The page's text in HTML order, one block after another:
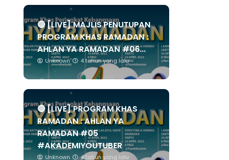
🔴 [LIVE] MAJLIS PENUTUPAN
PROGRAM KHAS RAMADAN :
AHLAN YA RAMADAN #06...
Unknown 4 tahun yang lalu
🔴 [LIVE] PROGRAM KHAS
RAMADAN : AHLAN YA
RAMADAN #05
#AKADEMIYOUTUBER
Unknown 4 tahun yang lalu